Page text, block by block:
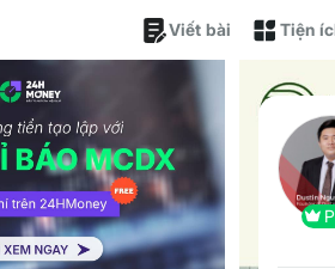
Viết bài Tiện